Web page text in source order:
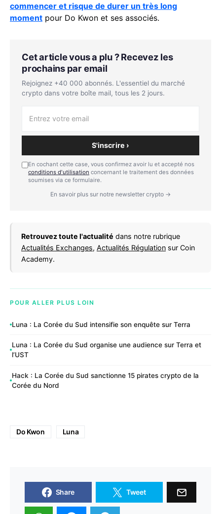
commencer et risque de durer un très long
moment pour Do Kwon et ses associés.
Cet article vous a plu ? Recevez les
prochains par email
Rejoignez +40 000 abonnés. L'essentiel du marché
crypto dans votre boîte mail, tous les 2 jours.
S'inscrire ›
En cochant cette case, vous confirmez avoir lu et accepté nos
conditions d'utilisation concernant le traitement des données
soumises via ce formulaire.
En savoir plus sur notre newsletter crypto →
Retrouvez toute l'actualité dans notre rubrique
Actualités Exchanges, Actualités Régulation sur Coin
Academy.
POUR ALLER PLUS LOIN
Luna : La Corée du Sud intensifie son enquête sur Terra
Luna : La Corée du Sud organise une audience sur Terra et
l’UST
Hack : La Corée du Sud sanctionne 15 pirates crypto de la
Corée du Nord
Do Kwon Luna
Share Tweet